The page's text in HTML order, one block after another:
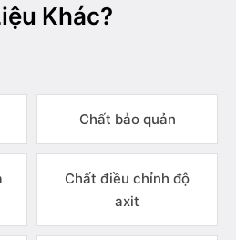
Khác?
Chất bảo quản
Chất điều chỉnh độ
axit